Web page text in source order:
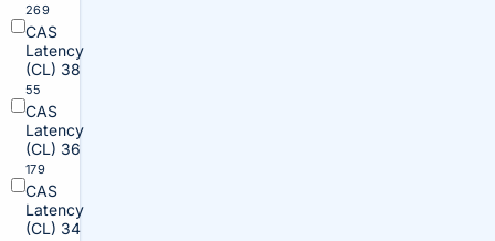
269
CAS
Latency
(CL) 38
55
CAS
Latency
(CL) 36
179
CAS
Latency
(CL) 34